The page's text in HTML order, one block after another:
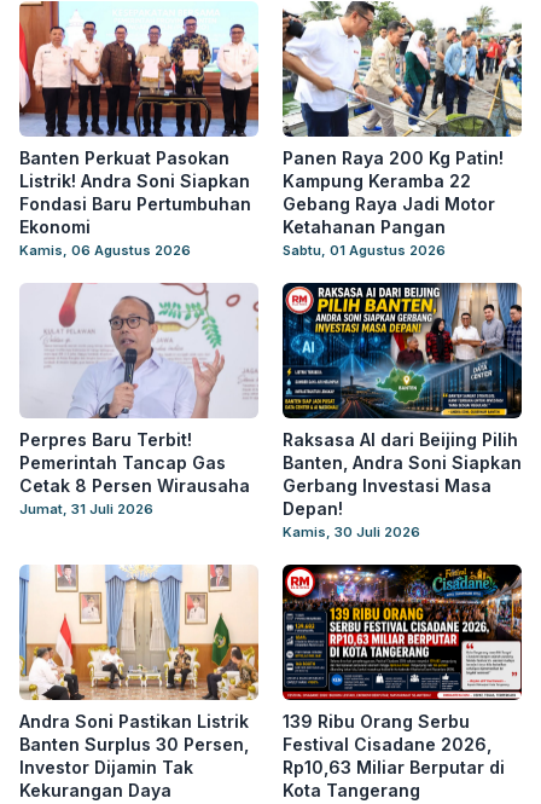
Banten Perkuat Pasokan
Listrik! Andra Soni Siapkan
Fondasi Baru Pertumbuhan
Ekonomi
Kamis, 06 Agustus 2026
Panen Raya 200 Kg Patin!
Kampung Keramba 22
Gebang Raya Jadi Motor
Ketahanan Pangan
Sabtu, 01 Agustus 2026
Perpres Baru Terbit!
Pemerintah Tancap Gas
Cetak 8 Persen Wirausaha
Jumat, 31 Juli 2026
Raksasa AI dari Beijing Pilih
Banten, Andra Soni Siapkan
Gerbang Investasi Masa
Depan!
Kamis, 30 Juli 2026
Andra Soni Pastikan Listrik
Banten Surplus 30 Persen,
Investor Dijamin Tak
Kekurangan Daya
139 Ribu Orang Serbu
Festival Cisadane 2026,
Rp10,63 Miliar Berputar di
Kota Tangerang